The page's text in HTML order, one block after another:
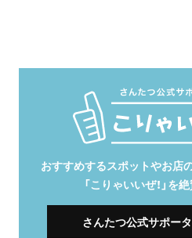
おすすめするスポットやお店
「こりゃいいぜ！」を
さんたつ公式サポー